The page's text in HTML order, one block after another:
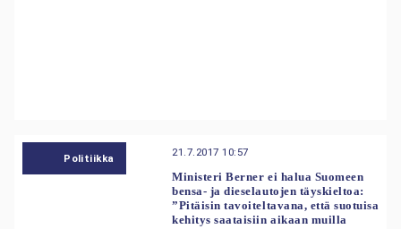
Politiikka 21.7.2017 10:57
Ministeri Berner ei halua Suomeen
bensa- ja dieselautojen täyskieltoa:
”Pitäisin tavoiteltavana, että suotuisa
kehitys saataisiin aikaan muilla